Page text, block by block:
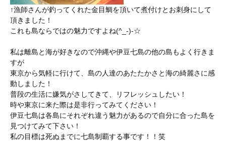
↑漁師さんが釣ってくれた金目鯛を頂いて煮付けとお刺身にして
頂きました！
これも島ならではの魅力ですよね(^_-)-☆
私は離島と海が好きなので沖縄や伊豆七島の他の島もよく行きま
すが
東京から気軽に行けて、島の人達のあたたかさと海の綺麗さに感
動しました！
普段の生活に嫌気がさしてきて、リフレッシュしたい！
時や東京に来た際は是非行ってみてください！
伊豆七島は各島にそれぞれ違う魅力があるので自分に合った島を
見つけてみて下さい！
私の目標は死ぬまでに七島制覇する事です！！笑